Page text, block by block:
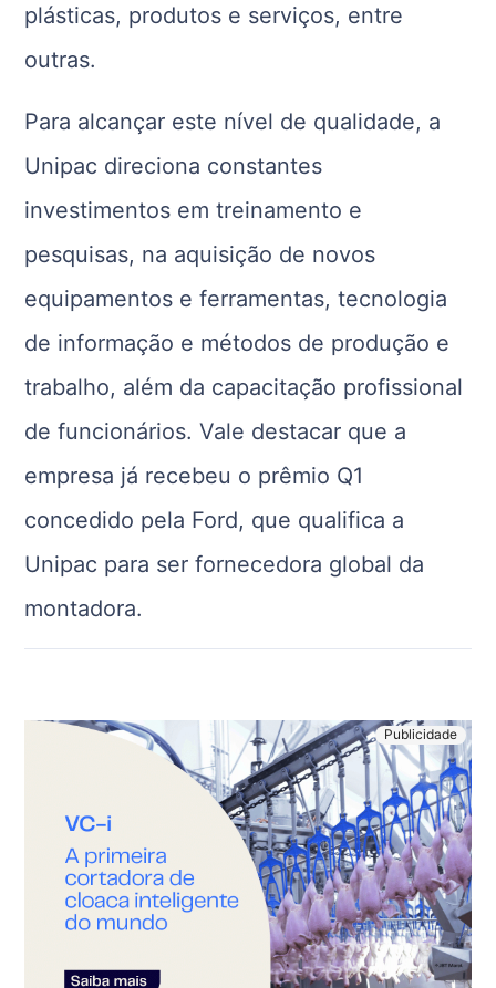
plásticas, produtos e serviços, entre
outras.
Para alcançar este nível de qualidade, a
Unipac direciona constantes
investimentos em treinamento e
pesquisas, na aquisição de novos
equipamentos e ferramentas, tecnologia
de informação e métodos de produção e
trabalho, além da capacitação profissional
de funcionários. Vale destacar que a
empresa já recebeu o prêmio Q1
concedido pela Ford, que qualifica a
Unipac para ser fornecedora global da
montadora.